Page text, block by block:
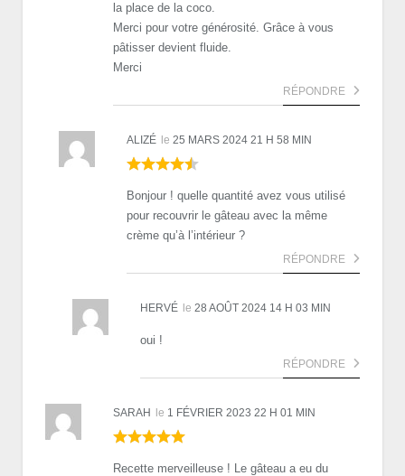
la place de la coco.
Merci pour votre générosité. Grâce à vous
pâtisser devient fluide.
Merci
RÉPONDRE
ALIZÉ le 25 MARS 2024 21 H 58 MIN
Bonjour ! quelle quantité avez vous utilisé
pour recouvrir le gâteau avec la même
crème qu’à l’intérieur ?
RÉPONDRE
HERVÉ le 28 AOÛT 2024 14 H 03 MIN
oui !
RÉPONDRE
SARAH le 1 FÉVRIER 2023 22 H 01 MIN
Recette merveilleuse ! Le gâteau a eu du